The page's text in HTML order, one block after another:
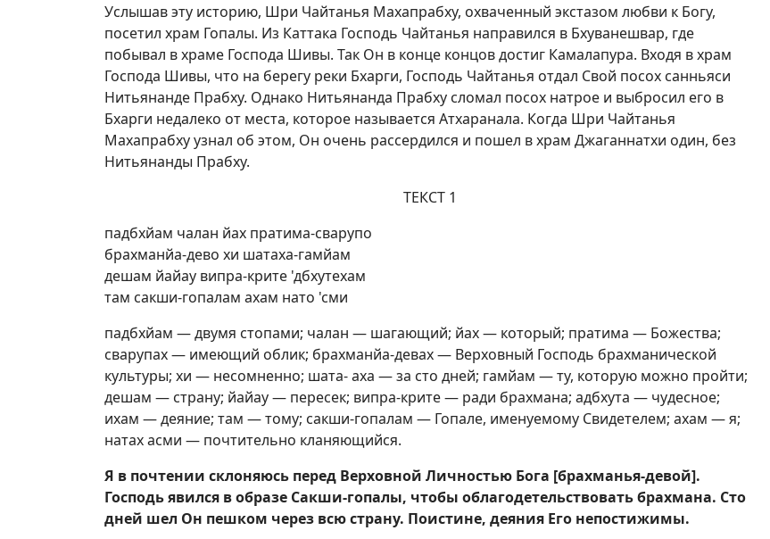
Услышав эту историю, Шри Чайтанья Махапрабху, охваченный экстазом любви к Богу,
посетил храм Гопалы. Из Каттака Господь Чайтанья направился в Бхуванешвар, где
побывал в храме Господа Шивы. Так Он в конце концов достиг Камалапура. Входя в храм
Господа Шивы, что на берегу реки Бхарги, Господь Чайтанья отдал Свой посох санньяси
Нитьянанде Прабху. Однако Нитьянанда Прабху сломал посох натрое и выбросил его в
Бхарги недалеко от места, которое называется Атхаранала. Когда Шри Чайтанья
Махапрабху узнал об этом, Он очень рассердился и пошел в храм Джаганнатхи один, без
Нитьянанды Прабху.
ТЕКСТ 1
падбхйам чалан йах пратима-сварупо
брахманйа-дево хи шатаха-гамйам
дешам йайау випра-крите 'дбхутехам
там сакши-гопалам ахам нато 'сми
падбхйам — двумя стопами; чалан — шагающий; йах — который; пратима — Божества;
сварупах — имеющий облик; брахманйа-девах — Верховный Господь брахманической
культуры; хи — несомненно; шата- аха — за сто дней; гамйам — ту, которую можно пройти;
дешам — страну; йайау — пересек; випра-крите — ради брахмана; адбхута — чудесное;
ихам — деяние; там — тому; сакши-гопалам — Гопале, именуемому Свидетелем; ахам — я;
натах асми — почтительно кланяющийся.
Я в почтении склоняюсь перед Верховной Личностью Бога [брахманья-девой].
Господь явился в образе Сакши-гопалы, чтобы облагодетельствовать брахмана. Сто
дней шел Он пешком через всю страну. Поистине, деяния Его непостижимы.